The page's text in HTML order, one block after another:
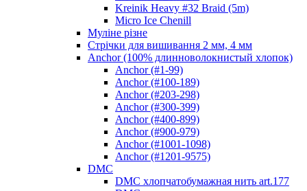
Kreinik Heavy #32 Braid (5m)
Micro Ice Chenill
Муліне різне
Стрічки для вишивання 2 мм, 4 мм
Anchor (100% длинноволокнистый хлопок)
Anchor (#1-99)
Anchor (#100-189)
Anchor (#203-298)
Anchor (#300-399)
Anchor (#400-899)
Anchor (#900-979)
Anchor (#1001-1098)
Anchor (#1201-9575)
DMC
DMC хлопчатобумажная нить art.177